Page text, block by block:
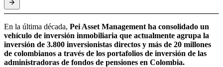
En la última década, Pei Asset Management ha consolidado un
vehículo de inversión inmobiliaria que actualmente agrupa la
inversión de 3.800 inversionistas directos y más de 20 millones
de colombianos a través de los portafolios de inversión de las
administradoras de fondos de pensiones en Colombia.